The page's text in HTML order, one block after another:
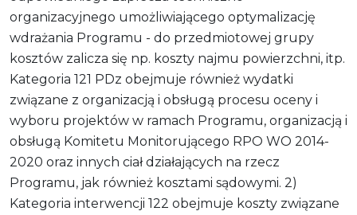
organizacyjnego umożliwiającego optymalizację
wdrażania Programu - do przedmiotowej grupy
kosztów zalicza się np. koszty najmu powierzchni, itp.
Kategoria 121 PDz obejmuje również wydatki
związane z organizacją i obsługą procesu oceny i
wyboru projektów w ramach Programu, organizacją i
obsługą Komitetu Monitorującego RPO WO 2014-
2020 oraz innych ciał działających na rzecz
Programu, jak również kosztami sądowymi. 2)
Kategoria interwencji 122 obejmuje koszty związane